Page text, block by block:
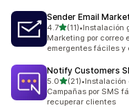
Sender Email
4.7de 5 estrellas
(11)
11 reseñas en total
•Instalación
Marketing por correo
emergentes fáciles y
Notify Customers
5.0de 5 estrellas
(21)
21 reseñas en total
•Instalación
Campañas por SMS
recuperar clientes